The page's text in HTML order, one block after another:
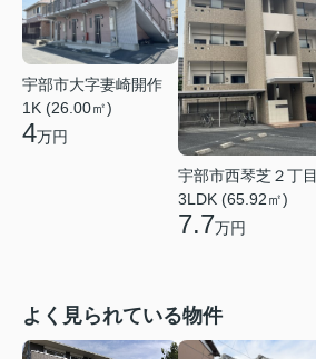
宇部市大字妻崎開作
1K (26.00㎡)
4万円
宇部市西琴芝２丁目
3LDK (65.92㎡)
7.7万円
よく見られている物件